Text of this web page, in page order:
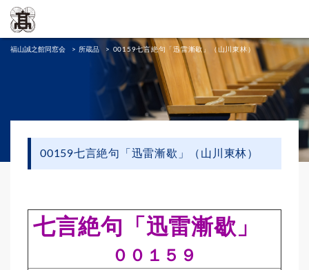
福山誠之館同窓会 > 所蔵品 > 00159七言絶句「迅雷漸歇」（山川東林）
00159七言絶句「迅雷漸歇」（山川東林）
七言絶句「迅雷漸歇」
００１５９